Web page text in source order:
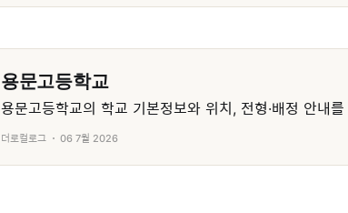
용문고등학교
용문고등학교의 학교 기본정보와 위치, 전형·배정 안내
더로컬로그 06 7월 2026